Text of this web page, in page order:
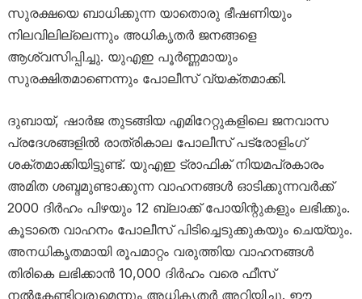
സുരക്ഷയെ ബാധിക്കുന്ന യാതൊരു ഭീഷണിയും
നിലവിലില്ലെന്നും അധികൃതർ ജനങ്ങളെ
ആശ്വസിപ്പിച്ചു. യുഎഇ പൂർണ്ണമായും
സുരക്ഷിതമാണെന്നും പോലീസ് വ്യക്തമാക്കി.
ദുബായ്, ഷാർജ തുടങ്ങിയ എമിറേറ്റുകളിലെ ജനവാസ
പ്രദേശങ്ങളിൽ രാത്രികാല പോലീസ് പട്രോളിംഗ്
ശക്തമാക്കിയിട്ടുണ്ട്. യുഎഇ ട്രാഫിക് നിയമപ്രകാരം
അമിത ശബ്ദമുണ്ടാക്കുന്ന വാഹനങ്ങൾ ഓടിക്കുന്നവർക്ക്
2000 ദിർഹം പിഴയും 12 ബ്ലാക്ക് പോയിന്റുകളും ലഭിക്കും.
കൂടാതെ വാഹനം പോലീസ് പിടിച്ചെടുക്കുകയും ചെയ്യും.
അനധികൃതമായി രൂപമാറ്റം വരുത്തിയ വാഹനങ്ങൾ
തിരികെ ലഭിക്കാൻ 10,000 ദിർഹം വരെ ഫീസ്
നൽകേണ്ടിവരുമെന്നും അധികൃതർ അറിയിച്ചു. ഈ